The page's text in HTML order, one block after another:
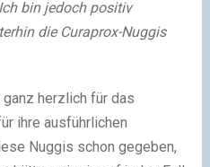
bin jedoch positiv
die Curaprox-Nuggis
ganz herzlich für das
ihre ausführlichen
Nuggis schon gegeben,